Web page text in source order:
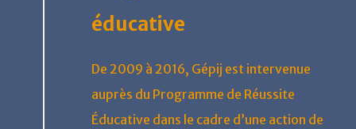
éducative
De 2009 à 2016, Gépij est intervenue
auprès du Programme de Réussite
Éducative dans le cadre d’une action de